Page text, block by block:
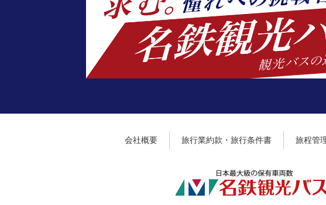
会社概要 旅行業約款・旅行条件書 旅程管